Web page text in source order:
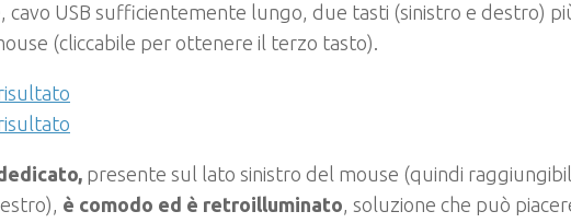
cavo USB sufficientemente lungo, due tasti (sinistro e destro)
(cliccabile per ottenere il terzo tasto).
presente sul lato sinistro del mouse (quindi
è comodo ed è retroilluminato, soluzione che può